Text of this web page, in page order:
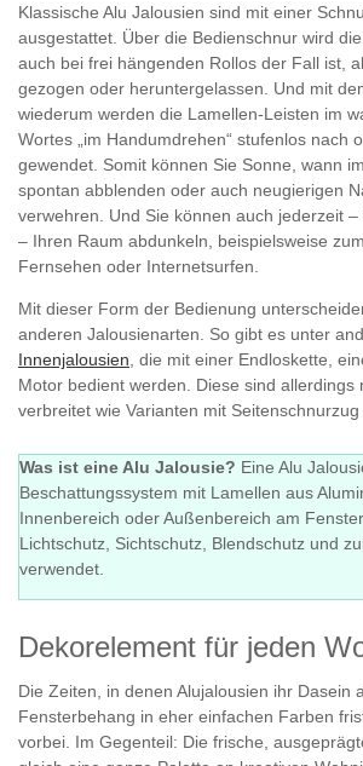
Klassische Alu Jalousien sind mit einer
ausgestattet. Über die Bedienschnur wird
auch bei frei hängenden Rollos der Fall ist,
gezogen oder heruntergelassen. Und mit
wiederum werden die Lamellen-Leisten im
Wortes „im Handumdrehen“ stufenlos nach
gewendet. Somit können Sie Sonne, wann
spontan abblenden oder auch neugierigen
verwehren. Und Sie können auch jederzeit
– Ihren Raum abdunkeln, beispielsweise
Fernsehen oder Internetsurfen.
Mit dieser Form der Bedienung
anderen Jalousienarten. So gibt es unter
Innenjalousien , die mit einer Endloskette,
Motor bedient werden. Diese sind allerdings
verbreitet wie Varianten mit Seitenschnurzug
Was ist eine Alu Jalousie? Eine Alu
Beschattungssystem mit Lamellen aus
Innenbereich oder Außenbereich am
Lichtschutz, Sichtschutz, Blendschutz und
verwendet.
Dekorelement für jeden
Die Zeiten, in denen Alujalousien ihr Dasein
Fensterbehang in eher einfachen Farben
vorbei. Im Gegenteil: Die frische,